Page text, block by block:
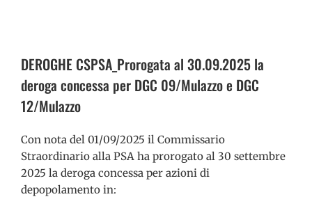
DEROGHE CSPSA_Prorogata al 30.09.2025 la
deroga concessa per DGC 09/Mulazzo e DGC
12/Mulazzo
Con nota del 01/09/2025 il Commissario
Straordinario alla PSA ha prorogato al 30 settembre
2025 la deroga concessa per azioni di
depopolamento in: